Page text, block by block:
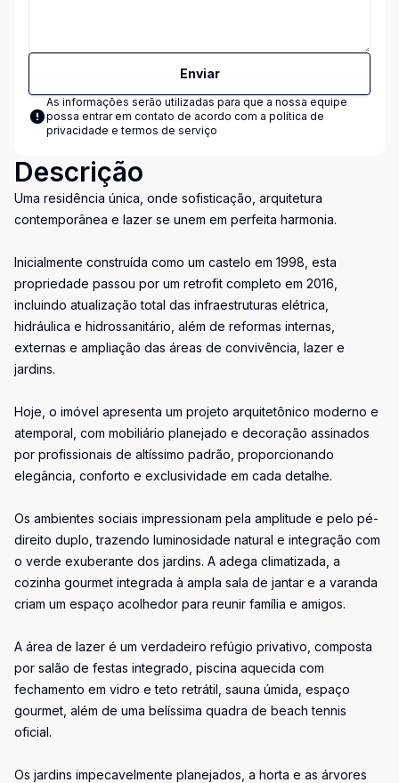
Enviar
As informações serão utilizadas para que a nossa equipe
possa entrar em contato de acordo com a política de
privacidade e termos de serviço
Descrição
Uma residência única, onde sofisticação, arquitetura
contemporânea e lazer se unem em perfeita harmonia.
Inicialmente construída como um castelo em 1998, esta
propriedade passou por um retrofit completo em 2016,
incluindo atualização total das infraestruturas elétrica,
hidráulica e hidrossanitário, além de reformas internas,
externas e ampliação das áreas de convivência, lazer e
jardins.
Hoje, o imóvel apresenta um projeto arquitetônico moderno e
atemporal, com mobiliário planejado e decoração assinados
por profissionais de altíssimo padrão, proporcionando
elegância, conforto e exclusividade em cada detalhe.
Os ambientes sociais impressionam pela amplitude e pelo pé-
direito duplo, trazendo luminosidade natural e integração com
o verde exuberante dos jardins. A adega climatizada, a
cozinha gourmet integrada à ampla sala de jantar e a varanda
criam um espaço acolhedor para reunir família e amigos.
A área de lazer é um verdadeiro refúgio privativo, composta
por salão de festas integrado, piscina aquecida com
fechamento em vidro e teto retrátil, sauna úmida, espaço
gourmet, além de uma belíssima quadra de beach tennis
oficial.
Os jardins impecavelmente planejados, a horta e as árvores